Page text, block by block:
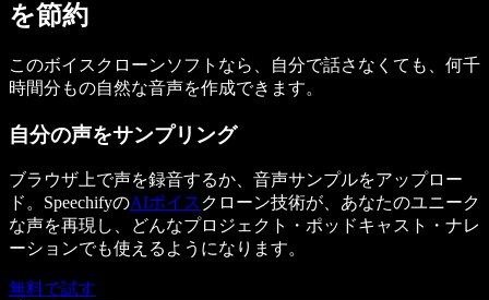
を節約
このボイスクローンソフトなら、自分で話さなくても、何千
時間分もの自然な音声を作成できます。
自分の声をサンプリング
ブラウザ上で声を録音するか、音声サンプルをアップロー
ド。SpeechifyのAIボイス クローン技術が、あなたのユニーク
な声を再現し、どんなプロジェクト・ポッドキャスト・ナレ
ーションでも使えるようになります。
無料で試す